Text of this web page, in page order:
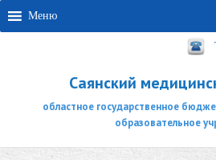
Меню
Саянский
областное государственное
образовательное